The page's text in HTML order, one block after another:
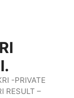
-PRIVATE
RESULT –